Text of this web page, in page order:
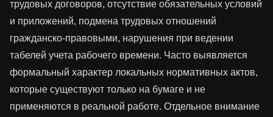
трудовых договоров, отсутствие обязательных условий
и приложений, подмена трудовых отношений
гражданско-правовыми, нарушения при ведении
табелей учета рабочего времени. Часто выявляется
формальный характер локальных нормативных актов,
которые существуют только на бумаге и не
применяются в реальной работе. Отдельное внимание